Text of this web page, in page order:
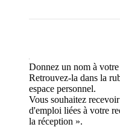
Donnez un nom à votre
Retrouvez-la dans la
espace personnel.
Vous souhaitez
d'emploi liées à votre
la réception ».